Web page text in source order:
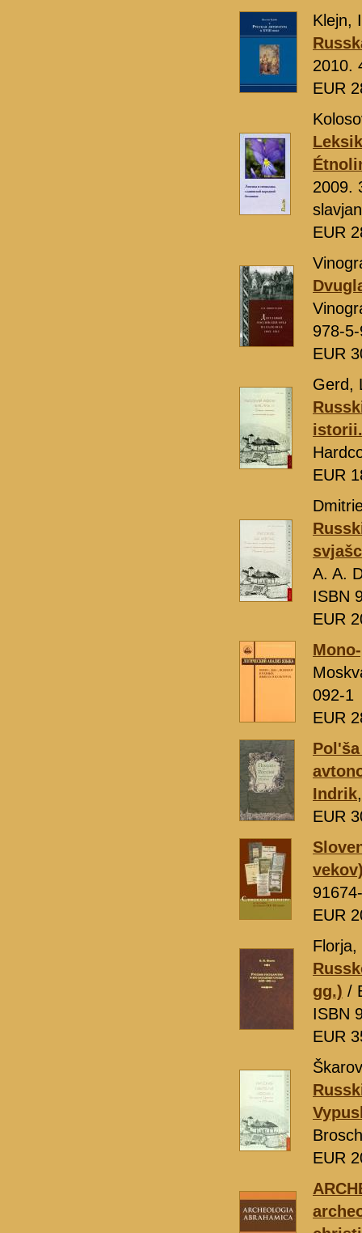
Klejn,
2010.
EUR
2009.
EUR
978-
EUR
Gerd,
EUR
A. A.
ISBN
EUR
092-1
EUR
Indrik
EUR
EUR
Florja,
gg.) /
ISBN
EUR
EUR